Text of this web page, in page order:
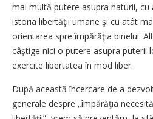
mai multă putere asupra naturii,
istoria libertăţii umane şi cu atât
orientarea spre împărăţia binelui.
câştige nici o putere asupra puterii
exercite libertatea în mod liber.
După această încercare de a
generale despre „împărăţia